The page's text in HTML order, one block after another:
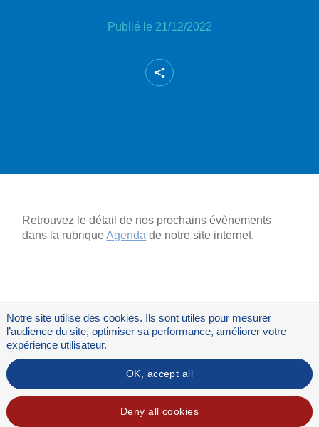
Publié le 21/12/2022
Retrouvez le détail de nos prochains évènements
dans la rubriqueAgenda de notre site internet.
Flux RSS
Notre site utilise des cookies. Ils sont utiles pour mesurer
l’audience du site, optimiser sa performance, améliorer votre
expérience utilisateur.
OK, accept all
Deny all cookies